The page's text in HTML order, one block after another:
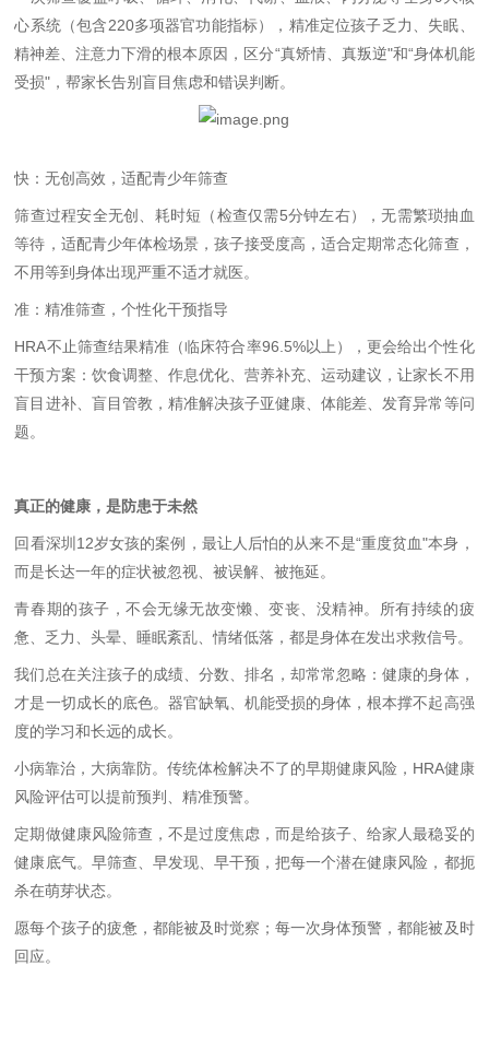
心系统（包含220多项器官功能指标），精准定位孩子乏力、失眠、
精神差、注意力下滑的根本原因，区分“真矫情、真叛逆"和“身体机能
受损" ，帮家长告别盲目焦虑和错误判断。
快：无创高效，适配青少年筛查
筛查过程安全无创、耗时短（检查仅需5分钟左右），无需繁琐抽血
等待，适配青少年体检场景，孩子接受度高，适合定期常态化筛查，
不用等到身体出现严重不适才就医。
准：精准筛查，个性化干预指导
HRA不止筛查结果精准（临床符合率96.5%以上），更会给出个性化
干预方案：饮食调整、作息优化、营养补充、运动建议，让家长不用
盲目进补、盲目管教，精准解决孩子亚健康、体能差、发育异常等问
题。
真正的健康，是防患于未然
回看深圳 12岁女孩的案例，最让人后怕的从来不是“重度贫血"本身，
而是长达一年的症状被忽视、被误解、被拖延。
青春期的孩子，不会无缘无故变懒、变丧、没精神。所有持续的疲
惫、乏力、头晕、睡眠紊乱、情绪低落，都是身体在发出求救信号。
我们总在关注孩子的成绩、分数、排名，却常常忽略：健康的身体，
才是一切成长的底色。器官缺氧、机能受损的身体，根本撑不起高强
度的学习和长远的成长。
小病靠治，大病靠防。传统体检解决不了的早期健康风险， HRA健康
风险评估可以提前预判、精准预警。
定期做健康风险筛查，不是过度焦虑，而是给孩子、给家人最稳妥的
健康底气。早筛查、早发现、早干预，把每一个潜在健康风险，都扼
杀在萌芽状态。
愿每个孩子的疲惫，都能被及时觉察；每一次身体预警，都能被及时
回应。